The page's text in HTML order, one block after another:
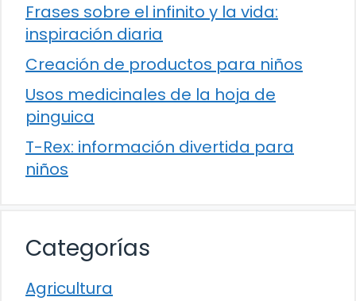
Frases sobre el infinito y la vida:
inspiración diaria
Creación de productos para niños
Usos medicinales de la hoja de
pinguica
T-Rex: información divertida para
niños
Categorías
Agricultura